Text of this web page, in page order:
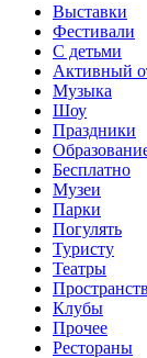
Выставки
Фестивали
С детьми
Активный
Музыка
Шоу
Праздники
Бесплатно
Музеи
Парки
Погулять
Туристу
Театры
Клубы
Прочее
Рестораны